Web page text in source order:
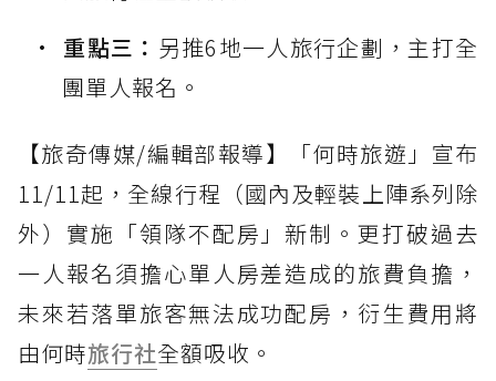
重點三： 另推6地一人旅行企劃，主打全
團單人報名。
【旅奇傳媒/編輯部報導】「何時旅遊」宣布
11/11起，全線行程（國內及輕裝上陣系列除
外）實施「領隊不配房」新制。更打破過去
一人報名須擔心單人房差造成的旅費負擔，
未來若落單旅客無法成功配房，衍生費用將
由何時旅行社全額吸收。